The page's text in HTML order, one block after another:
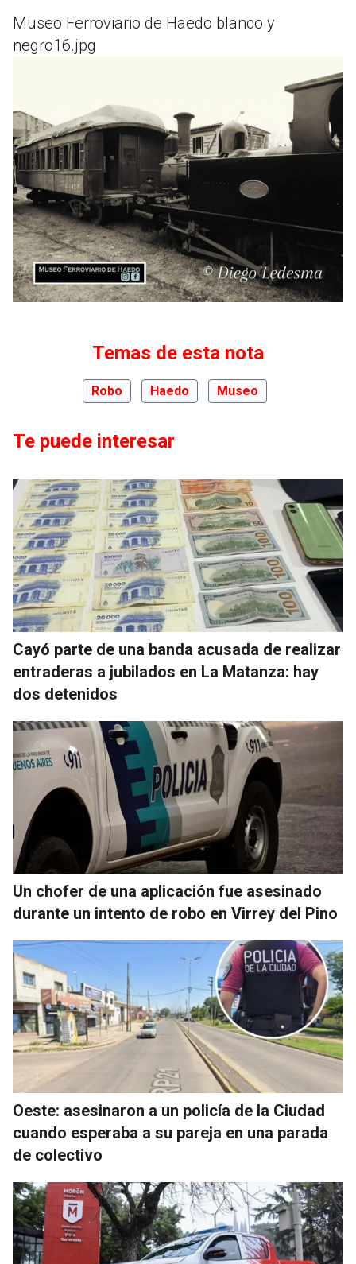
Museo Ferroviario de Haedo blanco y
negro16.jpg
Temas de esta nota
Robo Haedo Museo
Te puede interesar
Cayó parte de una banda acusada de realizar
entraderas a jubilados en La Matanza: hay
dos detenidos
Un chofer de una aplicación fue asesinado
durante un intento de robo en Virrey del Pino
Oeste: asesinaron a un policía de la Ciudad
cuando esperaba a su pareja en una parada
de colectivo